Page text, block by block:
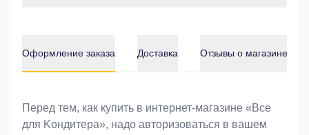
Оформление заказа Доставка Отзывы о магазине
Оформление заказа
Перед тем, как купить в интернет-магазине «Bce
для Koндитeрa», надо авторизоваться в вашем